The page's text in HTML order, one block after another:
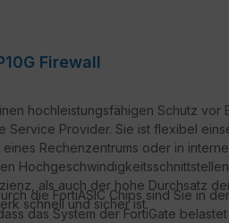
Firewall
hochleistungsfähigen Schutz vor
Service Provider. Sie ist flexibel
Rechenzentrums oder in
als auch der hohe Durchsatz
schnell und sicher ist.
die FortiASIC Chips sind Sie in
das System der FortiGate belastet